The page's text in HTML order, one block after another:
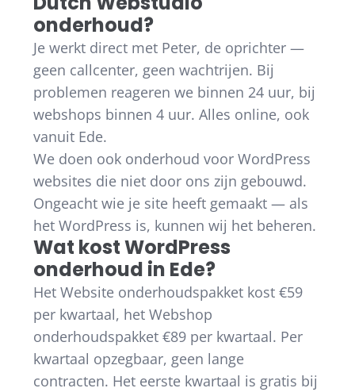
onderhoud?
Je werkt direct met Peter, de oprichter —
geen callcenter, geen wachtrijen. Bij
problemen reageren we binnen 24 uur, bij
webshops binnen 4 uur. Alles online, ook
vanuit Ede.
We doen ook onderhoud voor WordPress
websites die niet door ons zijn gebouwd.
Ongeacht wie je site heeft gemaakt — als
het WordPress is, kunnen wij het beheren.
Wat kost WordPress
onderhoud in Ede?
Het Website onderhoudspakket kost €59
per kwartaal, het Webshop
onderhoudspakket €89 per kwartaal. Per
kwartaal opzegbaar, geen lange
contracten. Het eerste kwartaal is gratis bij